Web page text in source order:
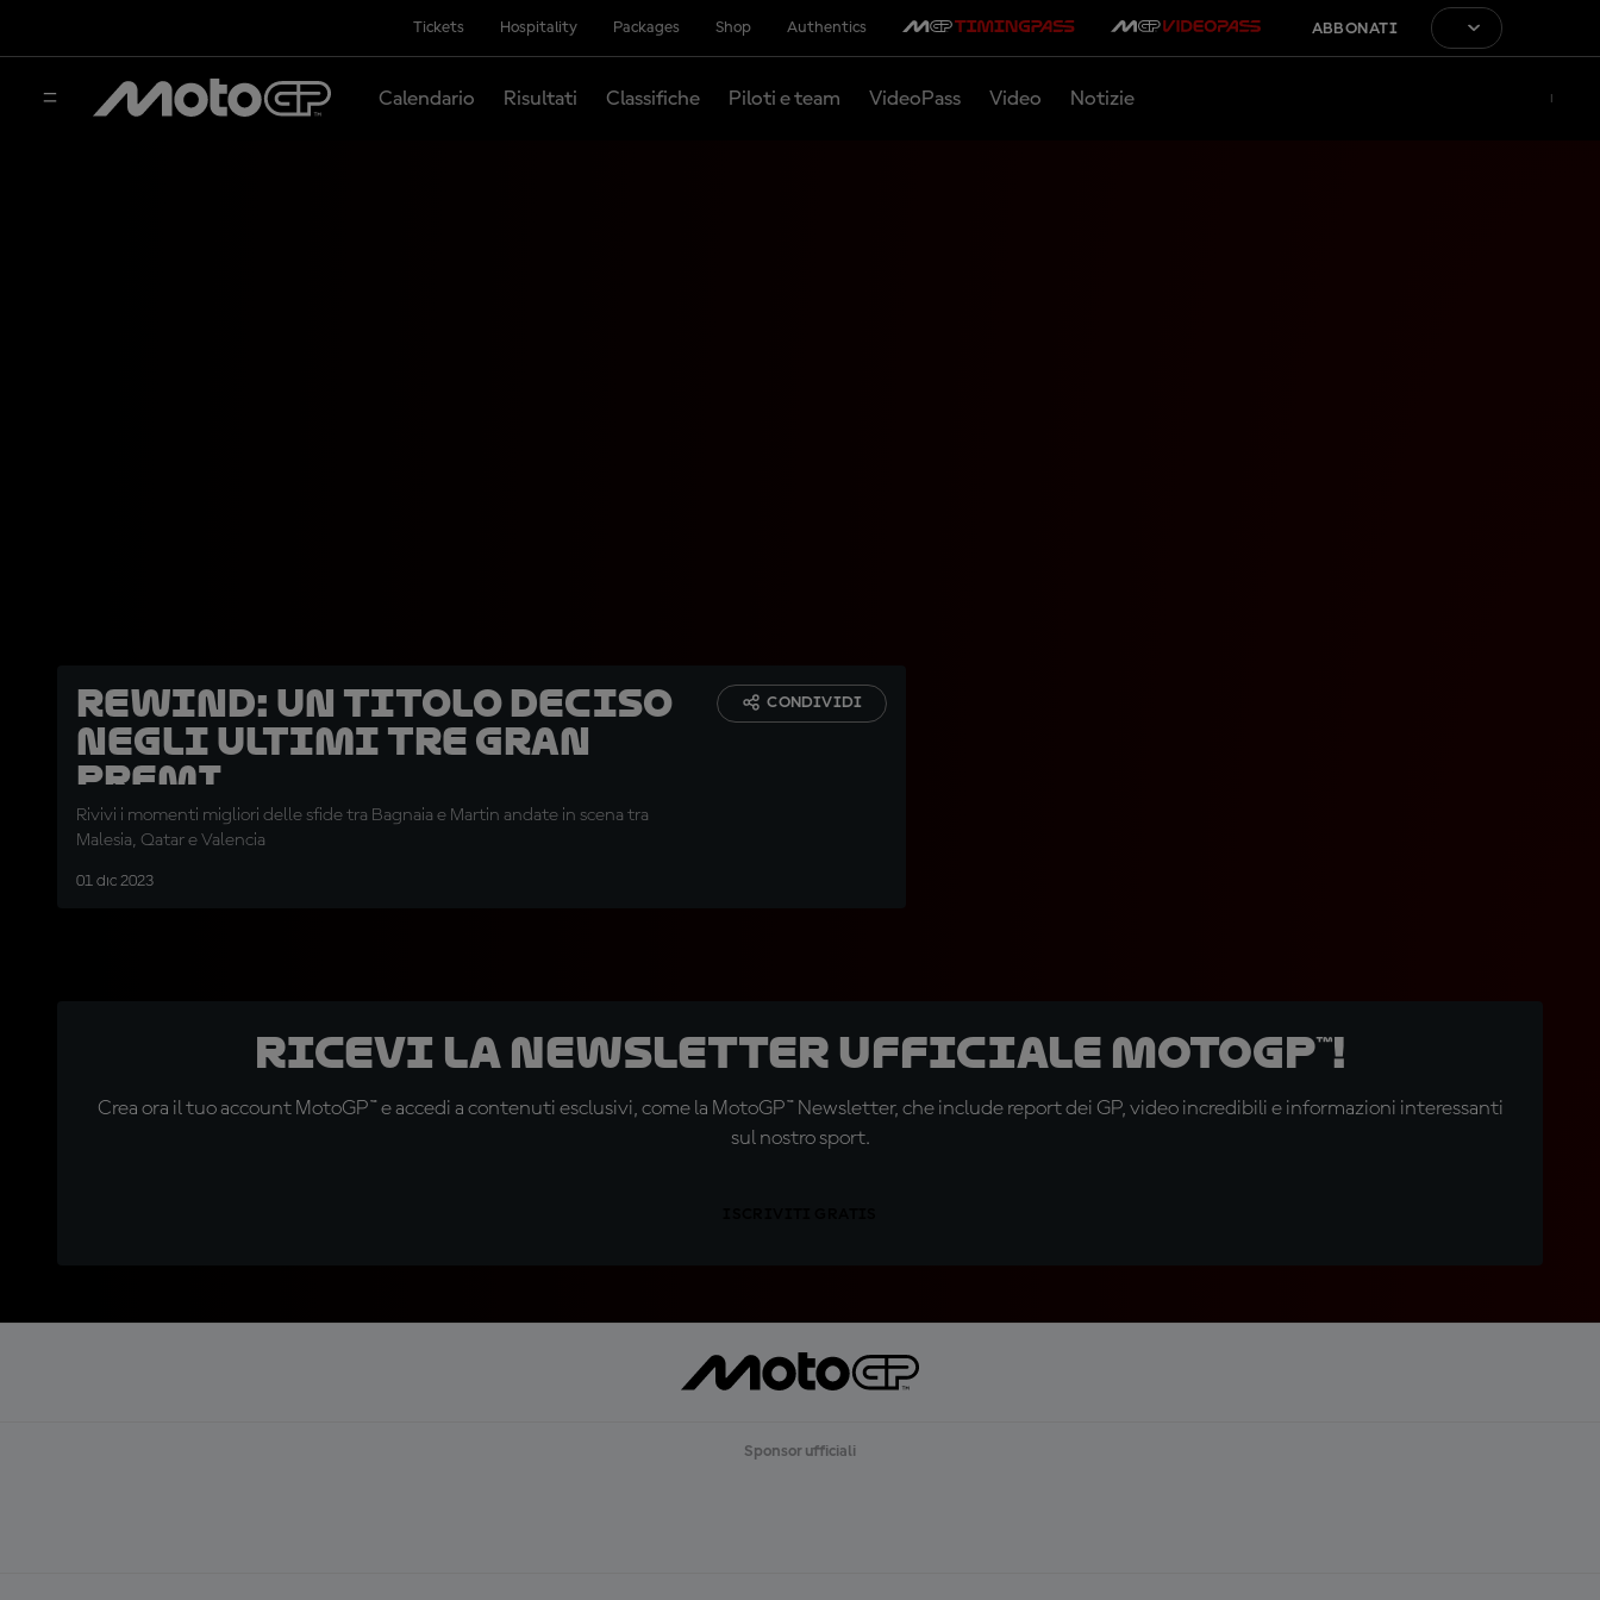
Tickets Hospitality Packages Shop Authentics ABBONATI
Calendario Risultati Classifiche Piloti e team VideoPass Video Notizie
REWIND: un titolo deciso
negli ultimi tre Gran
Premi
Rivivi i momenti migliori delle sfide tra Bagnaia e Martin andate in scena tra
Malesia, Qatar e Valencia
01 dic 2023
CONDIVIDI
Ricevi la newsletter ufficiale MotoGP™!
Crea ora il tuo account MotoGP™ e accedi a contenuti esclusivi, come la MotoGP™ Newsletter, che include report dei GP, video incredibili e informazioni interessanti
sul nostro sport.
Sponsor ufficiali